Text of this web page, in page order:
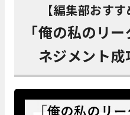
【編集部おす
「俺の私のリ
ネジメント